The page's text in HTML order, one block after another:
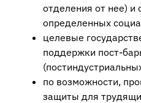
отделения от нее) и
определенных
целевые
поддержки пост-
по возможности,
защиты для